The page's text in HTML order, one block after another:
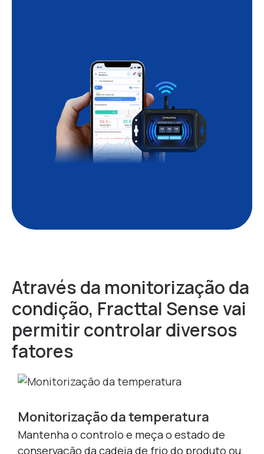
Através da monitorização da
condição, Fracttal Sense vai
permitir controlar diversos
fatores
Monitorização da temperatura
Mantenha o controlo e meça o estado de
conservação da cadeia de frio do produto ou